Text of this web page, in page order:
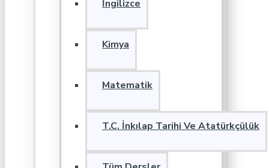
İngilizce
Kimya
Matematik
T.C. İnkılap Tarihi Ve Atatürkçülük